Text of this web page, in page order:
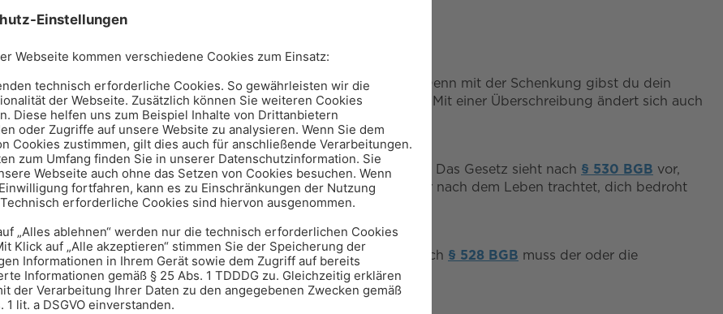
überschreibst
du gut überdenken. Hol dir in jedem Fall anwaltlichen Rat ein. Denn mit der Schenkung gibst du dein
das Haus überschrieben und dieKonditionen festgelegt
werden. Mit einer Überschreibung ändert sich auch
Regelungennur unter bestimmten Voraussetzungen möglich . Das Gesetz sieht nach § 530 BGB vor,
wenn sich der oder die Beschenkte grob undankbar zeigt, also dir nach dem Leben trachtet, dich bedroht
benötigst, um deinen Lebensunterhalt zu bestreiten. Nach § 528 BGB muss der oder die
oder einen entsprechenden Geldwert zahlen.